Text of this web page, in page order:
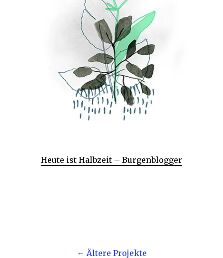
Heute ist Halbzeit – Burgenblogger
Ältere Projekte